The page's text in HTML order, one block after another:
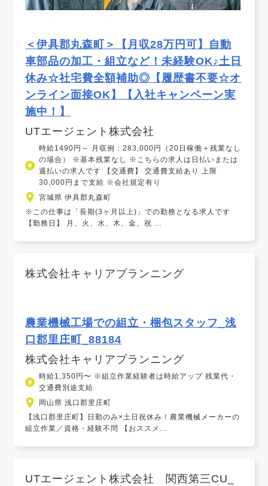
＜伊具郡丸森町＞【月収28万円可】自動
車部品の加工・組立など！未経験OK♪土日
休み☆社宅費全額補助◎【履歴書不要☆オ
ンライン面接OK】【入社キャンペーン実
施中！】
UTエージェント株式会社
時給1490円～ 月収例：283,000円（20日稼働＋残業なし
の場合） ※基本残業なし ※こちらの求人は日払いまたは
週払いの求人です 【交通費】 交通費支給あり 上限
30,000円まで支給 ※会社規定有り
宮城県 伊具郡丸森町
※この仕事は「長期(3ヶ月以上)」での勤務となる求人です
【勤務日】 月、火、水、木、金、祝 ...
株式会社キャリアプランニング
農業機械工場での組立・梱包スタッフ_浅
口郡里庄町_88184
株式会社キャリアプランニング
時給1,350円〜 ※組立作業経験者は時給アップ 残業代・
交通費別途支給
岡山県 浅口郡里庄町
【浅口郡里庄町】日勤のみ×土日祝休み！農業機械メーカーの
組立作業／資格・経験不問 【おススメ...
UTエージェント株式会社 関西第三CU_